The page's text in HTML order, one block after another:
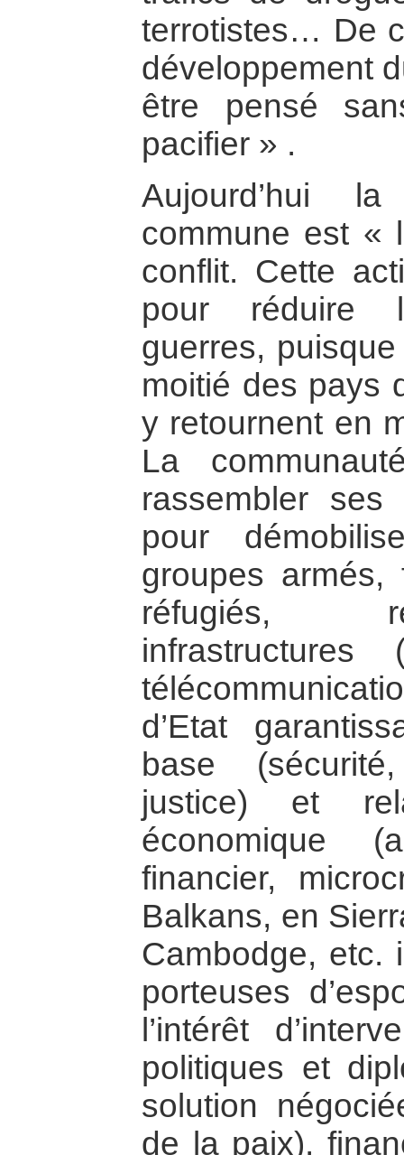
terrotistes… De
développement
être pensé
pacifier » .
Aujourd’hui
commune est «
conflit. Cette
pour réduire
guerres,
moitié des pays
y retournent en
La
rassembler
pour
groupes
réfugiés,
infrastructures
d’Etat
base
justice) et
économique
financier,
Balkans, en
Cambodge, etc.
porteuses
l’intérêt
politiques et
solution
de la paix),